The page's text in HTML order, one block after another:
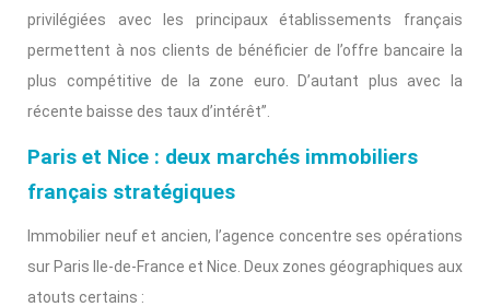
privilégiées avec les principaux établissements français
permettent à nos clients de bénéficier de l’offre bancaire la
plus compétitive de la zone euro. D’autant plus avec la
récente baisse des taux d’intérêt”.
Paris et Nice : deux marchés immobiliers
français stratégiques
Immobilier neuf et ancien, l’agence concentre ses opérations
sur Paris Ile-de-France et Nice. Deux zones géographiques aux
atouts certains :